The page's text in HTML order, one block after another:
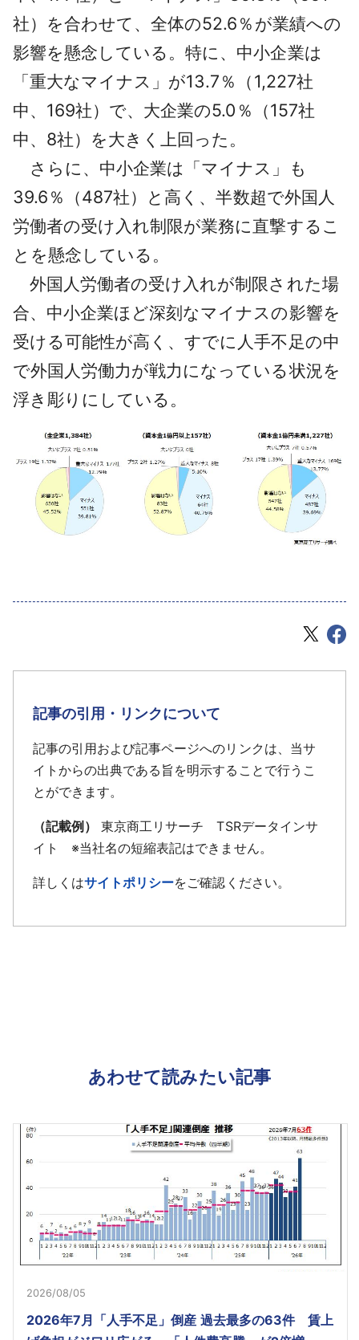
社）を合わせて、全体の52.6％が業績への
影響を懸念している。特に、中小企業は
「重大なマイナス」が13.7％（1,227社
中、169社）で、大企業の5.0％（157社
中、8社）を大きく上回った。
さらに、中小企業は「マイナス」も
39.6％（487社）と高く、半数超で外国人
労働者の受け入れ制限が業務に直撃するこ
とを懸念している。
外国人労働者の受け入れが制限された場
合、中小企業ほど深刻なマイナスの影響を
受ける可能性が高く、すでに人手不足の中
で外国人労働力が戦力になっている状況を
浮き彫りにしている。
記事の引用・リンクについて
記事の引用および記事ページへのリンクは、当サ
イトからの出典である旨を明示することで行うこ
とができます。
（記載例）
東京商工リサーチ TSRデータインサ
イト ※当社名の短縮表記はできません。
詳しくはサイトポリシーをご確認ください。
あわせて読みたい記事
2026/08/05
2026年7月「人手不足」倒産 過去最多の63件 賃上